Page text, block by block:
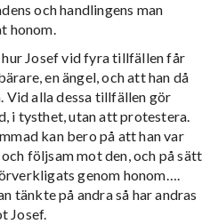
och handlingens man
honom.
Josef vid fyra tillfällen får
en ängel, och att han då
Vid alla dessa tillfällen gör
i tysthet, utan att protestera.
kan bero på att han var
följsam mot den, och på sätt
genom honom….
tänkte på andra så har andras
Josef.